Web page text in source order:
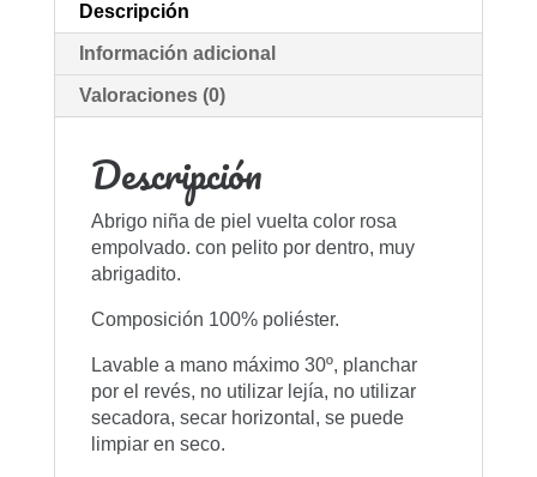
Descripción
Información adicional
Valoraciones (0)
Descripción
Abrigo niña de piel vuelta color rosa
empolvado. con pelito por dentro, muy
abrigadito.
Composición 100% poliéster.
Lavable a mano máximo 30º, planchar
por el revés, no utilizar lejía, no utilizar
secadora, secar horizontal, se puede
limpiar en seco.